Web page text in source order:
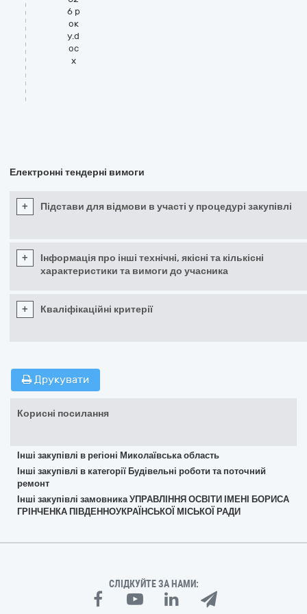
6 р
ок
у.d
oc
x
Електронні тендерні вимоги
+ Підстави для відмови в участі у процедурі закупівлі
+
Інформація про інші технічні, якісні та кількісні
характеристики та вимоги до учасника
+ Кваліфікаційні критерії
Друкувати
Корисні посилання
Інші закупівлі в регіоні Миколаївська область
Інші закупівлі в категорії Будівельні роботи та поточний
ремонт
Інші закупівлі замовника УПРАВЛІННЯ ОСВІТИ ІМЕНІ БОРИСА
ГРІНЧЕНКА ПІВДЕННОУКРАЇНСЬКОЇ МІСЬКОЇ РАДИ
СЛІДКУЙТЕ ЗА НАМИ: